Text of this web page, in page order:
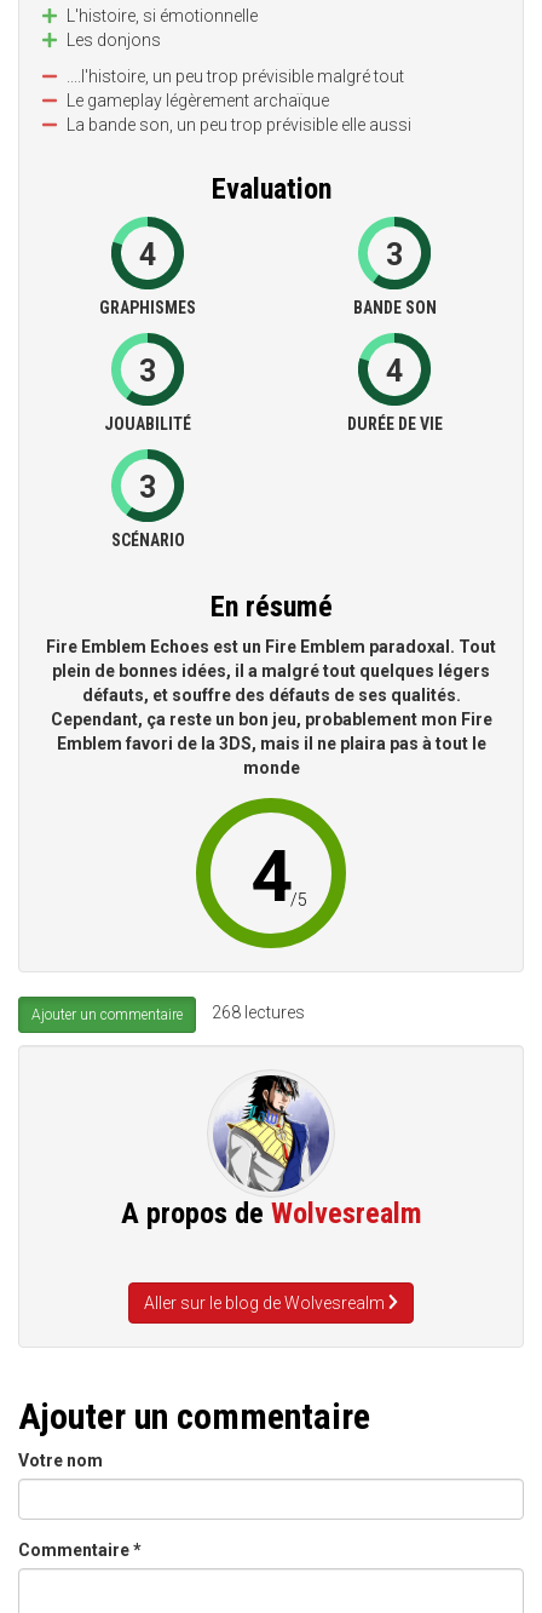
L'histoire, si émotionnelle
Les donjons
....l'histoire, un peu trop prévisible malgré tout
Le gameplay légèrement archaïque
La bande son, un peu trop prévisible elle aussi
Evaluation
4
GRAPHISMES
3
BANDE SON
3
JOUABILITÉ
4
DURÉE DE VIE
3
SCÉNARIO
En résumé
Fire Emblem Echoes est un Fire Emblem paradoxal. Tout
plein de bonnes idées, il a malgré tout quelques légers
défauts, et souffre des défauts de ses qualités.
Cependant, ça reste un bon jeu, probablement mon Fire
Emblem favori de la 3DS, mais il ne plaira pas à tout le
monde
4/5
Ajouter un commentaire 268 lectures
A propos de Wolvesrealm
Aller sur le blog de Wolvesrealm
Ajouter un commentaire
Votre nom
Commentaire*